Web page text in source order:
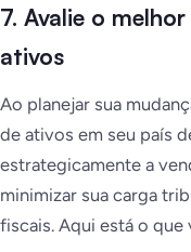
7. Avalie o
ativos
Ao planejar sua
de ativos em seu país
estrategicamente a
minimizar sua carga
fiscais. Aqui está o